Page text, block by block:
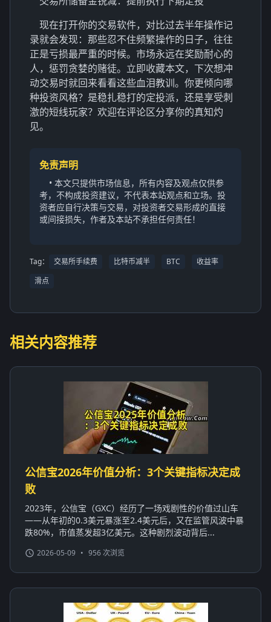
现在打开你的交易软件，对比过去半年操作记
录就会发现：那些忍不住频繁操作的日子，往往
正是亏损最严重的时候。市场永远在奖励耐心的
人，惩罚贪婪的赌徒。立即收藏本文，下次想冲
动交易时就回来看看这些血泪教训。你更倾向哪
种投资风格？是稳扎稳打的定投派，还是享受刺
激的短线玩家？欢迎在评论区分享你的真知灼
见。
免责声明
• 本文只提供市场信息，所有内容及观点仅供参
考，不构成投资建议，不代表本站观点和立场。投
资者应自行决策与交易，对投资者交易形成的直接
或间接损失，作者及本站不承担任何责任！
Tag： 交易所手续费 比特币减半 BTC
收益率
滑点
相关内容推荐
公信宝2026年价值分析：3个关键指标决定成
败
2023年，公信宝（GXC）经历了一场戏剧性的价值过山车
——从年初的0.3美元暴涨至2.4美元后，又在监管风波中暴
跌80%，市值蒸发超3亿美元。这种剧烈波动背后...
2026-05-09 • 956 次浏览